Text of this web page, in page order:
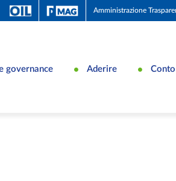
Amministrazione
governance Aderire